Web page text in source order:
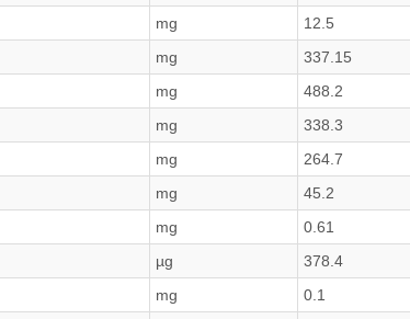
mg 12.5
mg 337.15
mg 488.2
mg 338.3
mg 264.7
mg 45.2
mg 0.61
µg 378.4
mg 0.1